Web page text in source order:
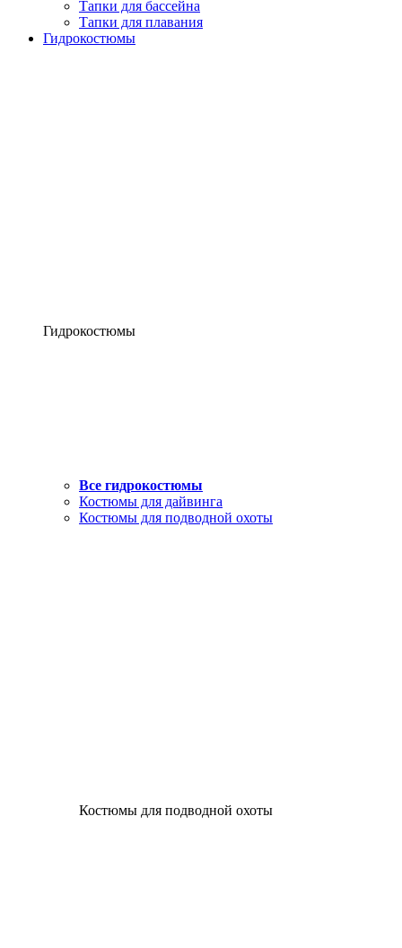
Тапки для бассейна
Тапки для плавания
Гидрокостюмы
Гидрокостюмы
Все гидрокостюмы
Костюмы для дайвинга
Костюмы для подводной охоты
Костюмы для подводной охоты